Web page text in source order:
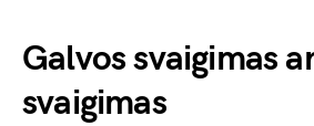
Galvos svaigimas
svaigimas